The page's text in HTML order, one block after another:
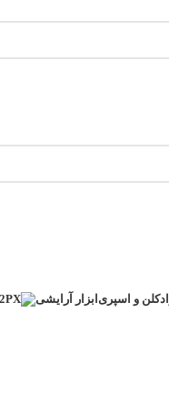
ادکلن و اسپریابزار آرایشی